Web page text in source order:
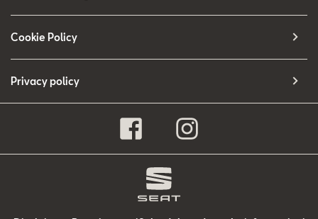
Cookie Policy
Privacy policy